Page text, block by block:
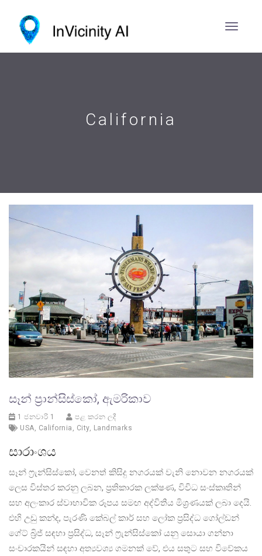
California
සෑන් ප්‍රාන්සිස්කෝ, ඇමරිකාව
1 ජනවාරි 1
පළ කරන ලදී
USA, California , City, Landmarks
සාරාංශය
සෑන් ෆ්‍රැන්සිස්කෝ, වෙනත් කිසිදු නගරයක් වැනි නොවන නගරයක්
ලෙස විස්තර කරනු ලබන, ප්‍රතිකාරක ලක්ෂණ, විවිධ සංස්කෘතින්
සහ අලංකාර ස්වාභාවික රූපය සමඟ අද්විතීය මිශ්‍රණයක් ලබා දෙයි.
එහි උඩු කන්ද, පැරණි කේබල් කාර් සහ ලෝක ප්‍රසිද්ධ ගෝල්ඩන්
ගේට් බ්‍රිජ් සඳහා ප්‍රසිද්ධ, සෑන් ෆ්‍රැන්සිස්කෝ යනු සොයා ගන්නා
සංචාරකයින් සඳහා අත්‍යවශ්‍ය ගමනක් වේ, එය සතුට සහ විවේකය